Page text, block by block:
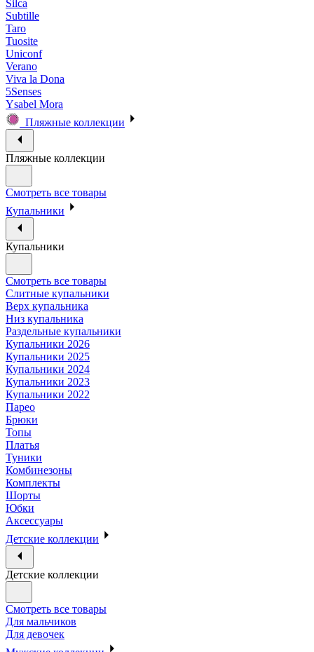
Silca
Subtille
Taro
Tuosite
Uniconf
Verano
Viva la Dona
5Senses
Ysabel Mora
Пляжные коллекции
Пляжные коллекции
Смотреть все товары
Купальники
Купальники
Смотреть все товары
Слитные купальники
Верх купальника
Низ купальника
Раздельные купальники
Купальники 2026
Купальники 2025
Купальники 2024
Купальники 2023
Купальники 2022
Парео
Брюки
Топы
Платья
Туники
Комбинезоны
Комплекты
Шорты
Юбки
Аксессуары
Детские коллекции
Детские коллекции
Смотреть все товары
Для мальчиков
Для девочек